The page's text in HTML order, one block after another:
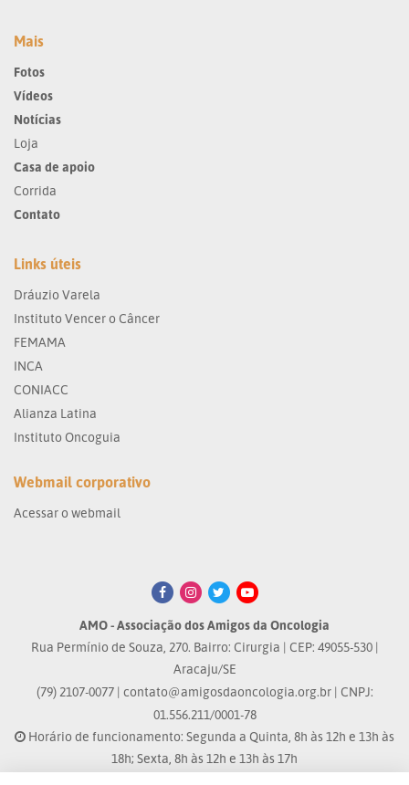
Mais
Fotos
Vídeos
Notícias
Loja
Casa de apoio
Corrida
Contato
Links úteis
Dráuzio Varela
Instituto Vencer o Câncer
FEMAMA
INCA
CONIACC
Alianza Latina
Instituto Oncoguia
Webmail corporativo
Acessar o webmail
AMO - Associação dos Amigos da Oncologia
Rua Permínio de Souza, 270. Bairro: Cirurgia | CEP: 49055-530 |
Aracaju/SE
(79) 2107-0077 | contato@amigosdaoncologia.org.br| CNPJ:
01.556.211/0001-78
Horário de funcionamento: Segunda a Quinta, 8h às 12h e 13h às
18h; Sexta, 8h às 12h e 13h às 17h